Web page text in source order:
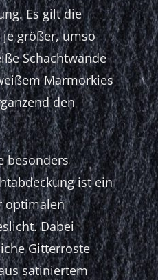
Es gilt die
größer, umso
Schachtwände
Marmorkies
den
besonders
ist ein
optimalen
Dabei
Gitterroste
satiniertem